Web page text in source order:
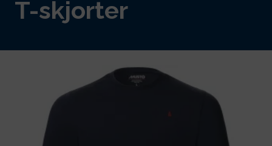
T-skjorter